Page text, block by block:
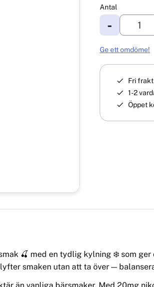
Öppet
🍒 med en tydlig kylning ❄️ som ger
smaken utan att ta över —
än vanliga bärsmaker. Med 20mg